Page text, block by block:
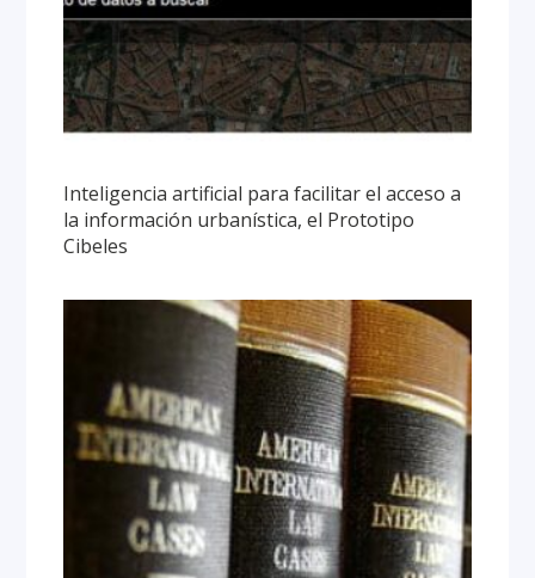
Inteligencia artificial para facilitar el acceso a
la información urbanística, el Prototipo
Cibeles